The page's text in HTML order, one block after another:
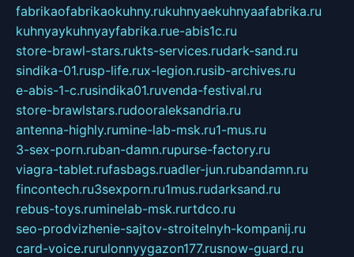
fabrikaofabrikaokuhny.rukuhnyaekuhnyaafabrika.ru
kuhnyaykuhnyayfabrika.rue-abis1c.ru
store-brawl-stars.rukts-services.rudark-sand.ru
sindika-01.rusp-life.rux-legion.rusib-archives.ru
e-abis-1-c.rusindika01.ruvenda-festival.ru
store-brawlstars.rudooraleksandria.ru
antenna-highly.rumine-lab-msk.ru1-mus.ru
3-sex-porn.ruban-damn.rupurse-factory.ru
viagra-tablet.rufasbags.ruadler-jun.rubandamn.ru
fincontech.ru3sexporn.ru1mus.rudarksand.ru
rebus-toys.ruminelab-msk.rurtdco.ru
seo-prodvizhenie-sajtov-stroitelnyh-kompanij.ru
card-voice.rurulonnyygazon177.rusnow-guard.ru